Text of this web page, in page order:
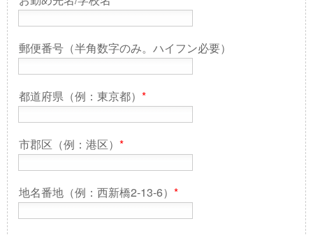
郵便番号（半角数字のみ。ハイフン必要）
都道府県（例：東京都） *
市郡区（例：港区） *
地名番地（例：西新橋2-13-6） *